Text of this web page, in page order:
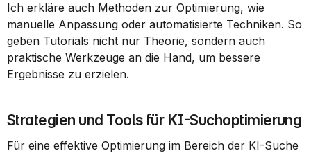
Ich erkläre auch Methoden zur Optimierung, wie
manuelle Anpassung oder automatisierte Techniken. So
geben Tutorials nicht nur Theorie, sondern auch
praktische Werkzeuge an die Hand, um bessere
Ergebnisse zu erzielen.
Strategien und Tools für KI-Suchoptimierung
Für eine effektive Optimierung im Bereich der KI-Suche